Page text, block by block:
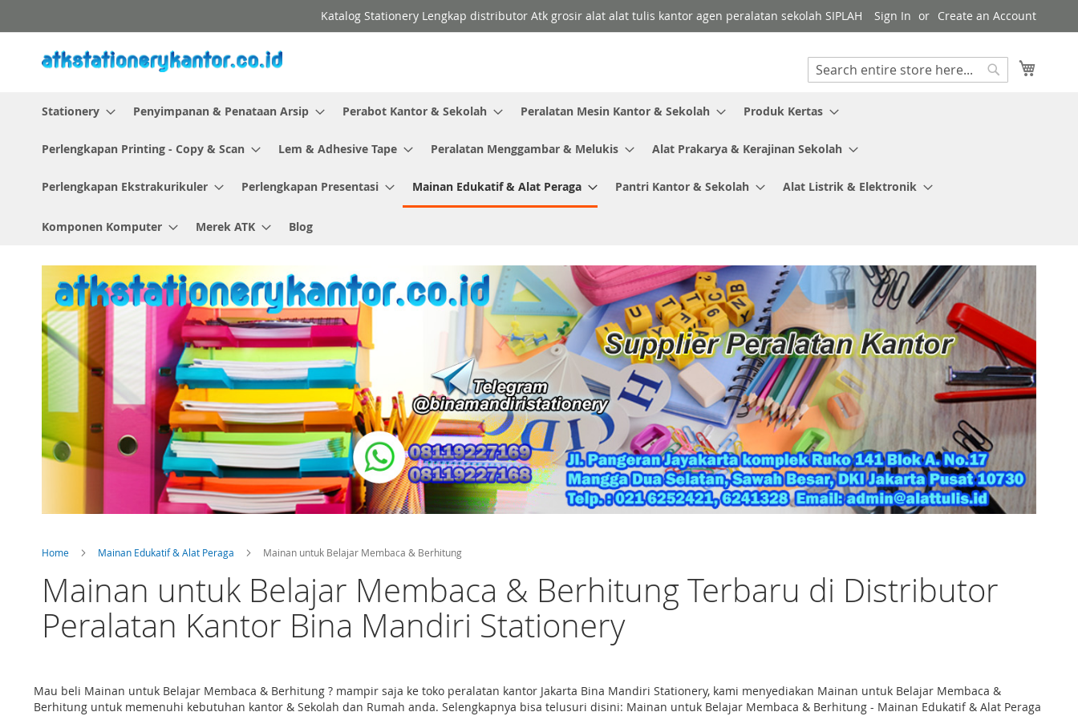
to
Content
Katalog Stationery Lengkap distributor Atk grosir alat alat tulis kantor agen peralatan sekolah SIPLAH Sign In Create an Account
Search
Stationery
Penyimpanan & Penataan Arsip Perabot Kantor & Sekolah Peralatan Mesin Kantor & Sekolah Produk Kertas
Perlengkapan Printing - Copy & Scan Lem & Adhesive Tape Peralatan Menggambar & Melukis Alat Prakarya & Kerajinan Sekolah
Perlengkapan Ekstrakurikuler Perlengkapan Presentasi Mainan Edukatif & Alat Peraga Pantri Kantor & Sekolah Alat Listrik & Elektronik
Komponen Komputer Merek ATK Blog
Home Mainan Edukatif & Alat Peraga Mainan untuk Belajar Membaca & Berhitung
Mainan untuk Belajar Membaca & Berhitung Terbaru di Distributor
Peralatan Kantor Bina Mandiri Stationery
Mau beli Mainan untuk Belajar Membaca & Berhitung ? mampir saja ke toko peralatan kantor Jakarta Bina Mandiri Stationery, kami menyediakan Mainan untuk Belajar Membaca &
Berhitung untuk memenuhi kebutuhan kantor & Sekolah dan Rumah anda. Selengkapnya bisa telusuri disini: Mainan untuk Belajar Membaca & Berhitung - Mainan Edukatif & Alat Peraga